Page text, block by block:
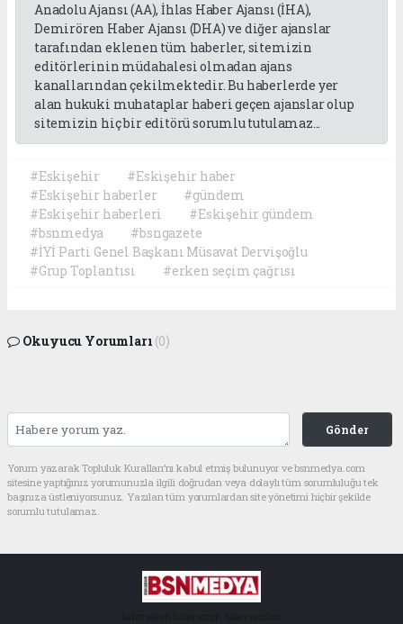
Anadolu Ajansı (AA), İhlas Haber Ajansı (İHA),
Demirören Haber Ajansı (DHA) ve diğer ajanslar
tarafından eklenen tüm haberler, sitemizin
editörlerinin müdahalesi olmadan ajans
kanallarından çekilmektedir. Bu haberlerde yer
alan hukuki muhataplar haberi geçen ajanslar olup
sitemizin hiç bir editörü sorumlu tutulamaz...
#Eskişehir
#Eskişehir haber
#Eskişehir haberler
#gündem
#Eskişehir haberleri
#Eskişehir gündem
#bsnmedya
#bsngazete
#İYİ Parti Genel Başkanı Müsavat Dervişoğlu
#Grup Toplantısı
#erken seçim çağrısı
Okuyucu Yorumları (0)
Gönder
Yorum yazarak Topluluk Kuralları’nı kabul etmiş bulunuyor ve bsnmedya.com
sitesine yaptığınız yorumunuzla ilgili doğrudan veya dolaylı tüm sorumluluğu tek
başınıza üstleniyorsunuz. Yazılan tüm yorumlardan site yönetimi hiçbir şekilde
sorumlu tutulamaz.